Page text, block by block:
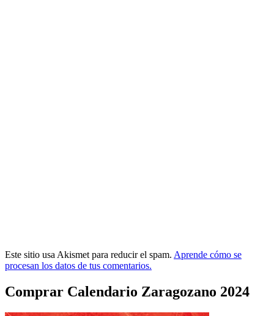
Este sitio usa Akismet para reducir el spam. Aprende cómo se
procesan los datos de tus comentarios.
Comprar Calendario Zaragozano 2024